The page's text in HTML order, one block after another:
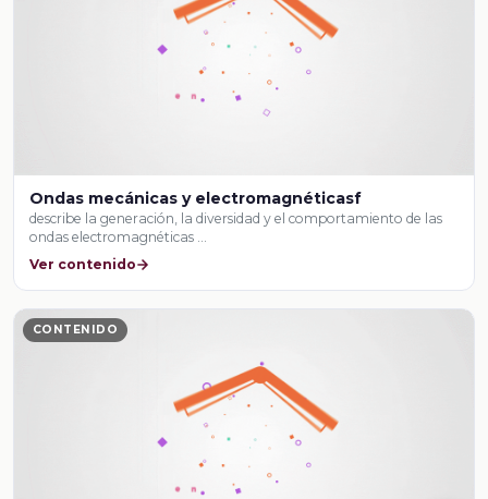
Ondas mecánicas y electromagnéticasf
describe la generación, la diversidad y el comportamiento de las
ondas electromagnéticas …
Ver contenido
CONTENIDO